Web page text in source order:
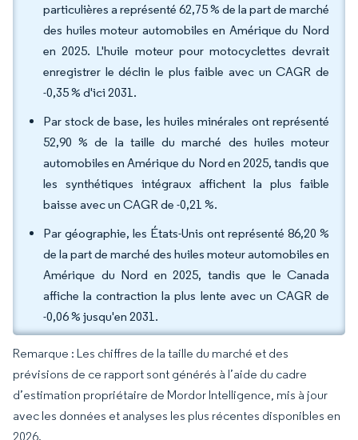
particulières a représenté 62,75 % de la part de marché
des huiles moteur automobiles en Amérique du Nord
en 2025. L'huile moteur pour motocyclettes devrait
enregistrer le déclin le plus faible avec un CAGR de
-0,35 % d'ici 2031.
Par stock de base, les huiles minérales ont représenté
52,90 % de la taille du marché des huiles moteur
automobiles en Amérique du Nord en 2025, tandis que
les synthétiques intégraux affichent la plus faible
baisse avec un CAGR de -0,21 %.
Par géographie, les États-Unis ont représenté 86,20 %
de la part de marché des huiles moteur automobiles en
Amérique du Nord en 2025, tandis que le Canada
affiche la contraction la plus lente avec un CAGR de
-0,06 % jusqu'en 2031.
Remarque : Les chiffres de la taille du marché et des
prévisions de ce rapport sont générés à l’aide du cadre
d’estimation propriétaire de Mordor Intelligence, mis à jour
avec les données et analyses les plus récentes disponibles en
2026.